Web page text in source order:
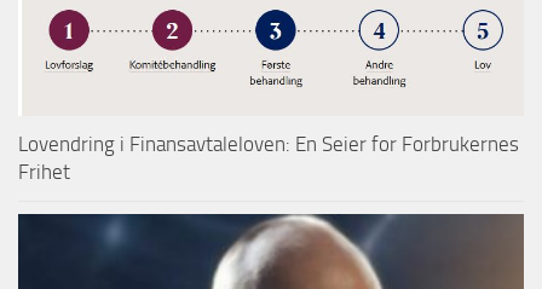
Lovendring i Finansavtaleloven: En Seier for Forbrukernes
Frihet